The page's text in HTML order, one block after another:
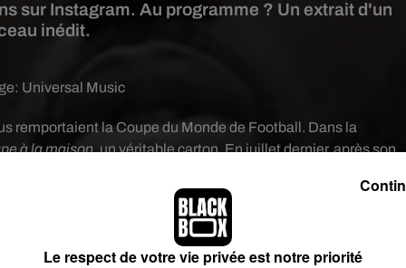
sur Instagram. Au programme ? Un extrait d'un
inédit.
Universal Music
remportaient la Coupe du Monde de Football. Dans la
à la maison, un véritable carton. En juillet dernier, après son
origines.
S'il a collaboré avec de nombreux artistes à l'instar
retrouver sur la scène du Stade de France, le 28 septembre
de plusieurs de ses titres comme sa collaboration avec
dans un lieu grandiose qui risque de plaire à sa communauté. En
Le respect de votre vie privée est notre priorité